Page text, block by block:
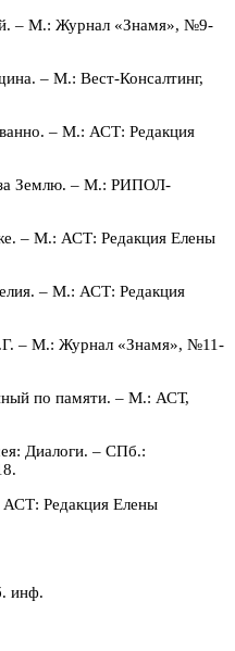
– М.: Журнал «Знамя», №9-
– М.: Вест-Консалтинг,
– М.: АСТ: Редакция
за Землю. – М.: РИПОЛ-
– М.: АСТ: Редакция Елены
– М.: АСТ: Редакция
– М.: Журнал «Знамя», №11-
по памяти. – М.: АСТ,
Диалоги. – СПб.:
Редакция Елены
инф.